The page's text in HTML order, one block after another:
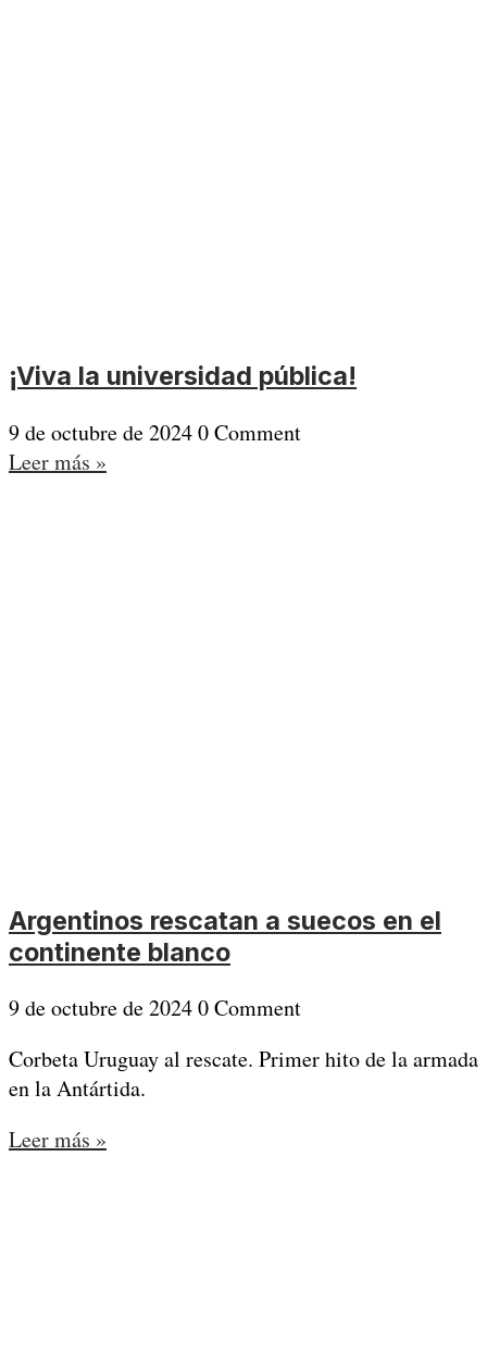
¡Viva la universidad pública!
9 de octubre de 20240 Comment
Leer más »
Argentinos rescatan a suecos en el
continente blanco
9 de octubre de 20240 Comment
Corbeta Uruguay al rescate. Primer hito de la armada
en la Antártida.
Leer más »